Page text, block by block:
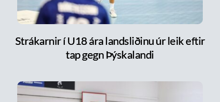
Strákarnir í U18 ára landsliðinu úr leik eftir
tap gegn Þýskalandi